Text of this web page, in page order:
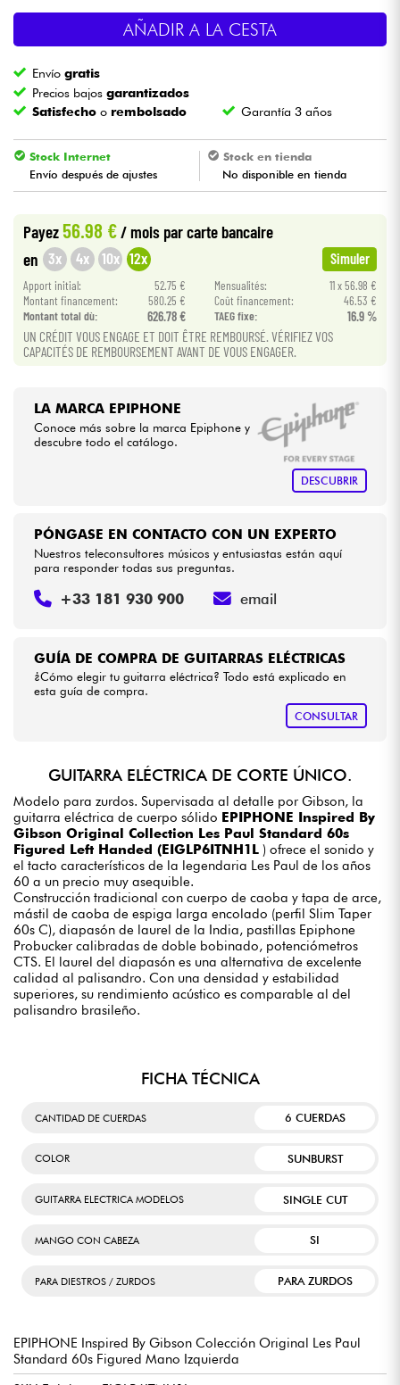
Batería y percusión
Vientos
Niños
Cables & Acces.
HiFi
Bundle
AÑADIR A LA CESTA
Envíogratis
Precios bajosgarantizados
Satisfecho o rembolsado Garantía 3 años
Stock Internet
Envío después de ajustes
Stock en tienda
No disponible en tienda
Payez56.98 €/ mois par carte bancaire
en 3x 4x 10x 12x Simuler
Apport initial: 52.75 € Mensualités:
11 x 56.98 €
Montant financement:
580.25 € Coût financement:
46.53 €
Montant total dù:
626.78 € TAEG fixe: 16.9 %
UN CRÉDIT VOUS ENGAGE ET DOIT ÊTRE REMBOURSÉ. VÉRIFIEZ VOS
CAPACITÉS DE REMBOURSEMENT AVANT DE VOUS ENGAGER.
LA MARCA EPIPHONE
Conoce más sobre la marca Epiphone y
descubre todo el catálogo.
DESCUBRIR
GUÍA DE COMPRA DE GUITARRAS ELÉCTRICAS
¿Cómo elegir tu guitarra eléctrica? Todo está explicado en
esta guía de compra.
CONSULTAR
PÓNGASE EN CONTACTO CON UN EXPERTO
Nuestros teleconsultores músicos y entusiastas están aquí
para responder todas sus preguntas.
+33 181 930 900 email
GUITARRA ELÉCTRICA DE CORTE ÚNICO.
Modelo para zurdos. Supervisada al detalle por Gibson, la
guitarra eléctrica de cuerpo sólido EPIPHONE Inspired By
Gibson Original Collection Les Paul Standard 60s
Figured Left Handed (EIGLP6ITNH1L ) ofrece el sonido y
el tacto característicos de la legendaria Les Paul de los años
60 a un precio muy asequible.
Construcción tradicional con cuerpo de caoba y tapa de arce,
mástil de caoba de espiga larga encolado (perfil Slim Taper
60s C), diapasón de laurel de la India, pastillas Epiphone
Probucker calibradas de doble bobinado, potenciómetros
CTS. El laurel del diapasón es una alternativa de excelente
calidad al palisandro. Con una densidad y estabilidad
superiores, su rendimiento acústico es comparable al del
palisandro brasileño.
FICHA TÉCNICA
CANTIDAD DE CUERDAS 6 CUERDAS
COLOR SUNBURST
GUITARRA ELECTRICA MODELOS SINGLE CUT
MANGO CON CABEZA SI
PARA DIESTROS / ZURDOS PARA ZURDOS
EPIPHONE Inspired By Gibson Colección Original Les Paul
Standard 60s Figured Mano Izquierda